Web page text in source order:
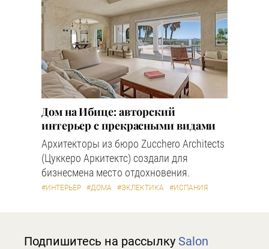
Дом на Ибице: авторский
интерьер с прекрасными видами
Архитекторы из бюро Zucchero Architects
(Цуккеро Аркитектс) создали для
бизнесмена место отдохновения.
#ИНТЕРЬЕР #ДОМА #ЭКЛЕКТИКА #ИСПАНИЯ
Подпишитесь на рассылку Salon